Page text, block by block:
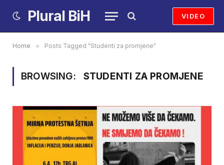
Plural BiH VIDEO
Home » Posts Tagged "Studenti za promjene"
BROWSING: STUDENTI ZA PROMJENE